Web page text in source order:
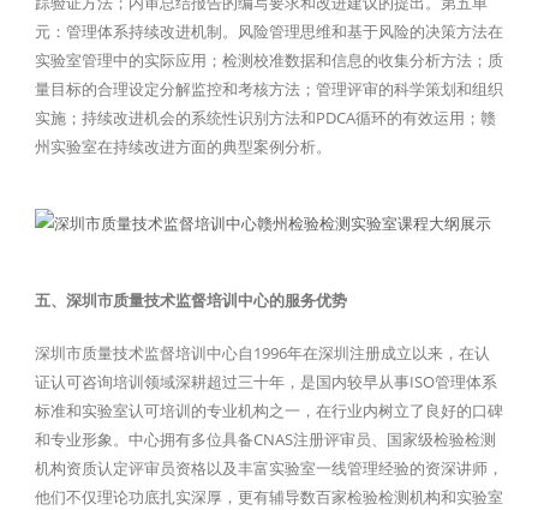
元：管理体系持续改进机制。风险管理思维和基于风险的决策方法在
实验室管理中的实际应用；检测校准数据和信息的收集分析方法；质
量目标的合理设定分解监控和考核方法；管理评审的科学策划和组织
实施；持续改进机会的系统性识别方法和PDCA循环的有效运用；赣
州实验室在持续改进方面的典型案例分析。
五、深圳市质量技术监督培训中心的服务优势
深圳市质量技术监督培训中心自1996年在深圳注册成立以来，在认
证认可咨询培训领域深耕超过三十年，是国内较早从事ISO管理体系
标准和实验室认可培训的专业机构之一，在行业内树立了良好的口碑
和专业形象。中心拥有多位具备CNAS注册评审员、国家级检验检测
机构资质认定评审员资格以及丰富实验室一线管理经验的资深讲师，
他们不仅理论功底扎实深厚，更有辅导数百家检验检测机构和实验室